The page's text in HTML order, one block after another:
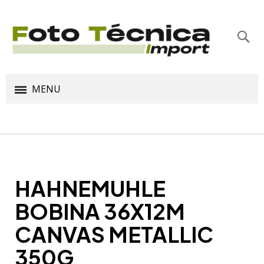
MENU
HAHNEMUHLE
BOBINA 36X12M
CANVAS METALLIC
350G